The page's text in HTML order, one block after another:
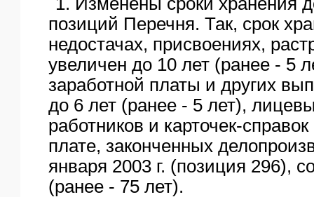
позиций Перечня. Так, срок
недостачах, присвоениях,
увеличен до 10 лет (ранее - 5
заработной платы и других
до 6 лет (ранее - 5 лет),
работников и карточек-
плате, законченных
января 2003 г. (позиция 296),
(ранее - 75 лет).